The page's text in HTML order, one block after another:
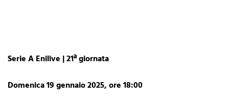
Serie A Enilive | 21ª giornata
Domenica 19 gennaio 2025, ore 18:00